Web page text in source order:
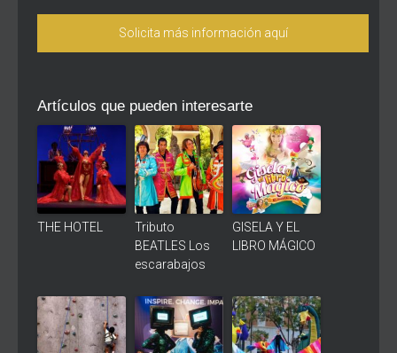
Solicita más información aquí
Artículos que pueden interesarte
THE HOTEL
Tributo
BEATLES Los
escarabajos
GISELA Y EL
LIBRO MÁGICO